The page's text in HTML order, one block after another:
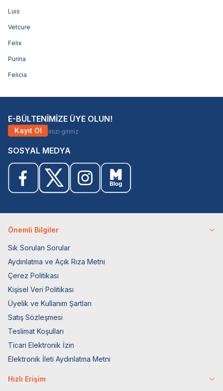
Luis
Vetcure
Felix
Purina
Felicia
E-BÜLTENİMİZE ÜYE OLUN!
Kayıt Ol
SOSYAL MEDYA
Önemli Bilgiler
Sık Sorulan Sorular
Aydınlatma ve Açık Rıza Metni
Çerez Politikası
Kişisel Veri Politikası
Üyelik ve Kullanım Şartları
Satış Sözleşmesi
Teslimat Koşulları
Ticari Elektronik İzin
Elektronik İleti Aydınlatma Metni
Hızlı Erişim